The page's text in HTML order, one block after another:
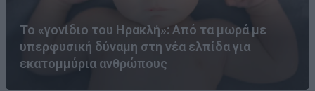
Το «γονίδιο του Ηρακλή»: Από τα μωρά με
υπερφυσική δύναμη στη νέα ελπίδα για
εκατομμύρια ανθρώπους